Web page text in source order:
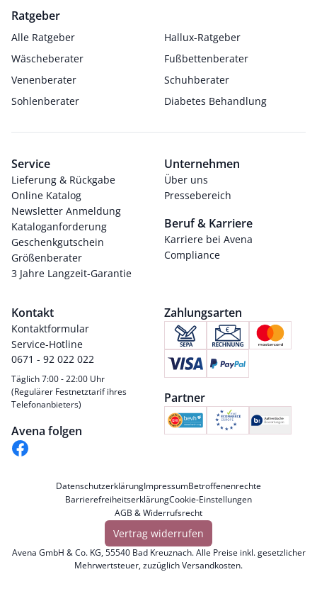
Ratgeber
Alle Ratgeber
Hallux-Ratgeber
Wäscheberater
Fußbettenberater
Venenberater
Schuhberater
Sohlenberater
Diabetes Behandlung
Service
Lieferung & Rückgabe
Online Katalog
Newsletter Anmeldung
Kataloganforderung
Geschenkgutschein
Größenberater
3 Jahre Langzeit-Garantie
Unternehmen
Über uns
Pressebereich
Beruf & Karriere
Karriere bei Avena
Compliance
Kontakt
Kontaktformular
Service-Hotline
0671 - 92 022 022
Täglich 7:00 - 22:00 Uhr
(Regulärer Festnetztarif ihres
Telefonanbieters)
Avena folgen
Zahlungsarten
Partner
DatenschutzerklärungImpressumBetroffenenrechte
BarrierefreiheitserklärungCookie-Einstellungen
AGB & Widerrufsrecht
Vertrag widerrufen
Avena GmbH & Co. KG, 55540 Bad Kreuznach. Alle Preise inkl. gesetzlicher
Mehrwertsteuer, zuzüglichVersandkosten.